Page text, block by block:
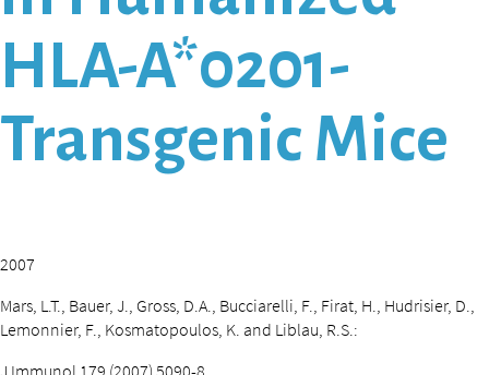
HLA-A*0201-
Transgenic Mice
2007
Mars, L.T., Bauer, J., Gross, D.A., Bucciarelli, F., Firat, H., Hudrisier, D.,
Lemonnier, F., Kosmatopoulos, K. and Liblau, R.S.:
J Immunol 179 (2007) 5090-8.